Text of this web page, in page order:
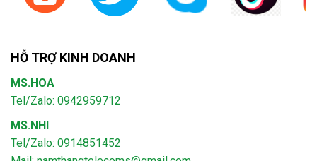
HỖ TRỢ KINH DOANH
MS.HOA
Tel/Zalo: 0942959712
MS.NHI
Tel/Zalo: 0914851452